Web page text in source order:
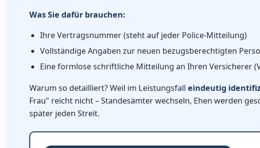
Was Sie dafür brauchen:
Ihre Vertragsnummer (steht auf jeder Police-Mitteilung)
Vollständige Angaben zur neuen bezugsberechtigten
Eine formlose schriftliche Mitteilung an Ihren Versicherer
Warum so detailliert? Weil im Leistungsfall eindeutig
Frau" reicht nicht – Standesämter wechseln, Ehen werden
später jeden Streit.